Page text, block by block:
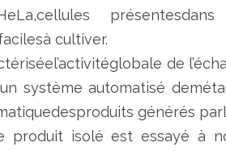
cultiver.
de
système automatisé
générés
produit isolé est essayé à